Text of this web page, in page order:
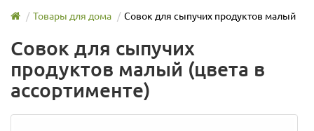
Товары для дома Совок для сыпучих продуктов малый
Совок для сыпучих
продуктов малый (цвета в
ассортименте)